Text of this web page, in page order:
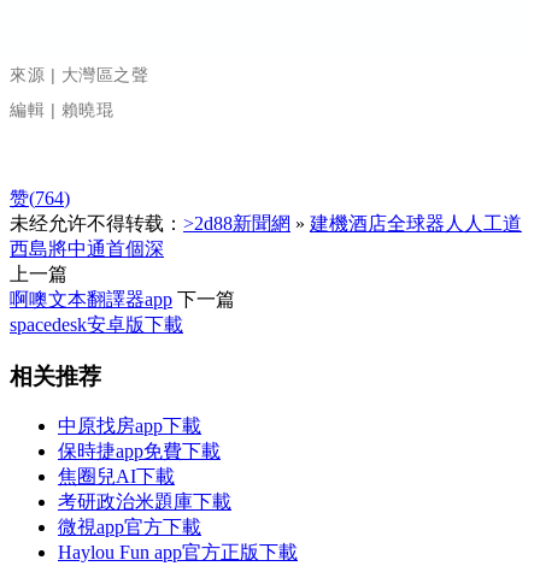
來源 | 大灣區之聲
編輯 | 賴曉琨
赞(764)
未经允许不得转载： >2d88新聞網 » 建機酒店全球器人人工道
西島將中通首個深
上一篇
啊噢文本翻譯器app 下一篇
spacedesk安卓版下載
相关推荐
中原找房app下載
保時捷app免費下載
焦圈兒AI下載
考研政治米題庫下載
微視app官方下載
Haylou Fun app官方正版下載